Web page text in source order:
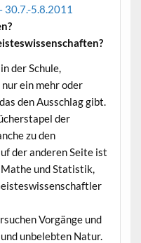
30.7.-5.8.2011
der Schule,
ein mehr oder
den Ausschlag gibt.
der
zu den
der anderen Seite ist
und Statistik,
Vorgänge und
unbelebten Natur.